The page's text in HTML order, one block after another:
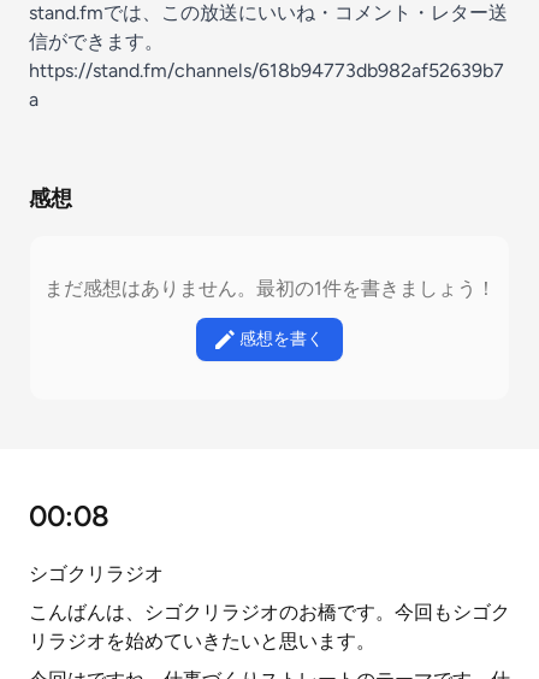
stand.fmでは、この放送にいいね・コメント・レター送
信ができます。
https://stand.fm/channels/618b94773db982af52639b7
a
感想
まだ感想はありません。最初の1件を書きましょう！
感想を書く
00:08
シゴクリラジオ
こんばんは、シゴクリラジオのお橋です。今回もシゴク
リラジオを始めていきたいと思います。